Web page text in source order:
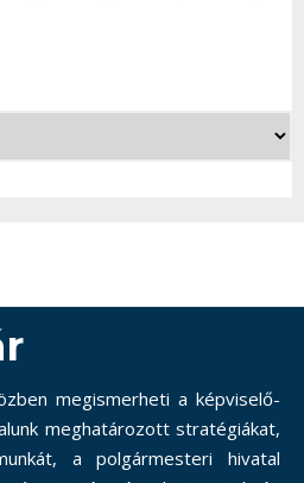
megismerheti a képviselő-
meghatározott stratégiákat,
a polgármesteri hivatal